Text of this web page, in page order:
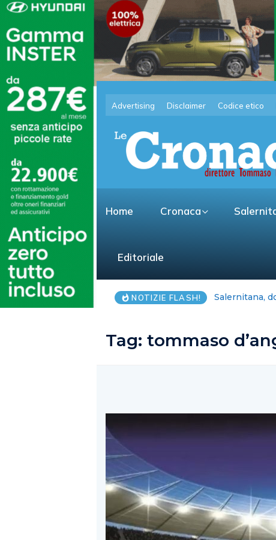
Advertising Disclaimer Codice etico
Home Cronaca
Editoriale
NOTIZIE FLASH! Una breve
Tag:tommaso